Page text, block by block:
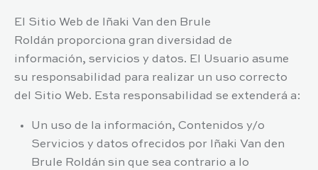
El Sitio Web de
Iñaki Van den Brule
Roldán proporciona gran diversidad de
información, servicios y datos. El Usuario asume
su responsabilidad para realizar un uso correcto
del Sitio Web. Esta responsabilidad se extenderá a:
Un uso de la información, Contenidos y/o
Servicios y datos ofrecidos por
Iñaki Van den
Brule Roldán sin que sea contrario a lo